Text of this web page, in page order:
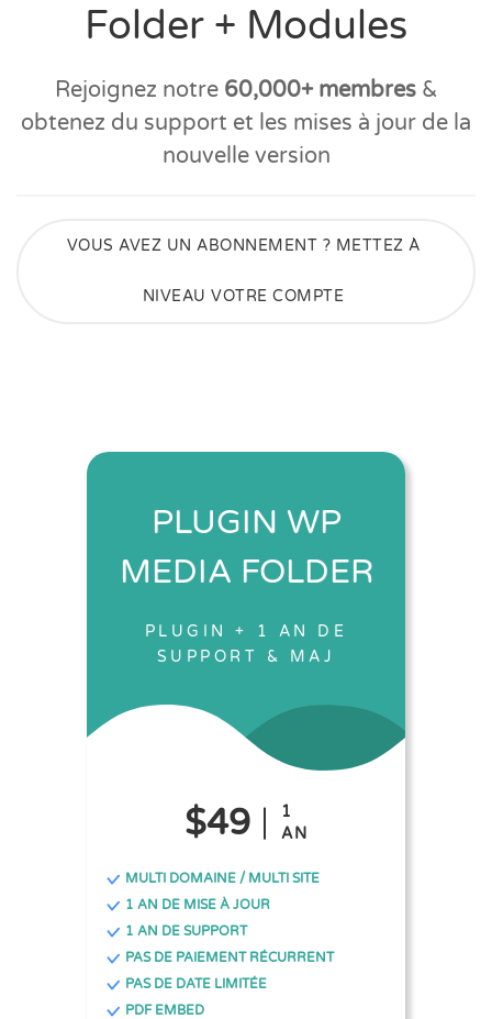
Folder + Modules
Rejoignez notre 60,000+ membres&
obtenez du support et les mises à jour de la
nouvelle version
VOUS AVEZ UN ABONNEMENT ? METTEZ À
NIVEAU VOTRE COMPTE
PLUGIN WP
MEDIA FOLDER
PLUGIN + 1 AN DE
SUPPORT & MAJ
$49
1
AN
MULTI DOMAINE / MULTI SITE
1 AN DE MISE À JOUR
1 AN DE SUPPORT
PAS DE PAIEMENT RÉCURRENT
PAS DE DATE LIMITÉE
PDF EMBED